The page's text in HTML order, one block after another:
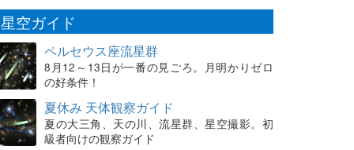
星空ガイド
ペルセウス座流星群
8月12～13日が一番の見ごろ。月明かりゼロ
の好条件！
夏休み 天体観察ガイド
夏の大三角、天の川、流星群、星空撮影。初
級者向けの観察ガイド